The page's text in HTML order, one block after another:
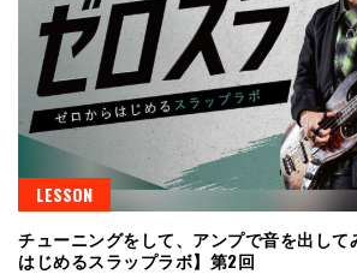
LESSON
チューニングをして、アンプで音を出して
はじめるスラップラボ】第2回